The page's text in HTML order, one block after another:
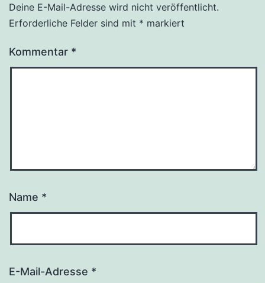
Deine E-Mail-Adresse wird nicht veröffentlicht.
Erforderliche Felder sind mit * markiert
Kommentar *
Name *
E-Mail-Adresse *